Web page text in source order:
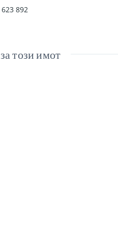
892
този имот